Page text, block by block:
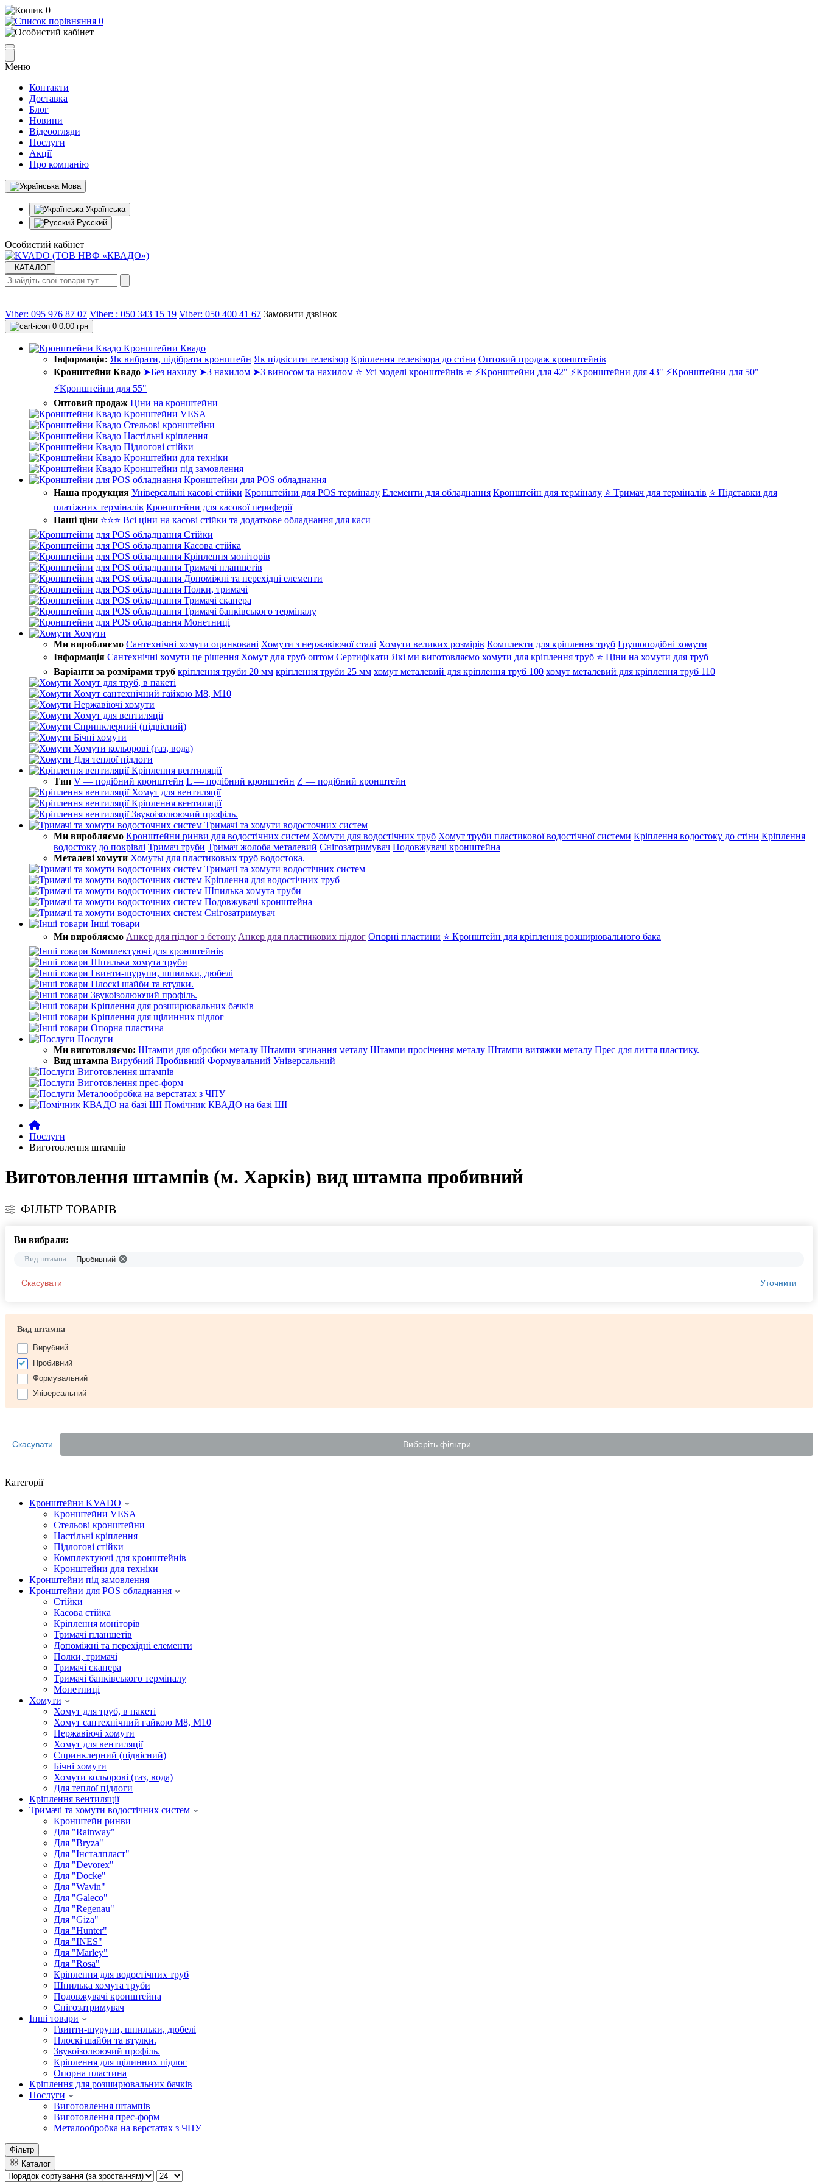
0
0
Меню
Контакти
Доставка
Блог
Новини
Відеоогляди
Послуги
Акції
Про компанію
Мова
Українська
Русский
Особистий кабінет
КАТАЛОГ
Viber: 095 976 87 07 Viber: : 050 343 15 19‬ Viber: 050 400 41 67 Замовити дзвінок
0 0.00 грн
Кронштейни Квадо
Інформація: Як вибрати, підібрати кронштейн Як підвісити телевізор Кріплення телевізора до стіни Оптовий продаж кронштейнів
Кронштейни Квадо ➤Без нахилу ➤З нахилом ➤З виносом та нахилом ⭐ Усі моделі кронштейнів ⭐ ⚡Кронштейни для 42" ⚡Кронштейни для 43" ⚡Кронштейни для 50"
⚡Кронштейни для 55"
Оптовий продаж Ціни на кронштейни
Кронштейни VESA
Стельові кронштейни
Настільні кріплення
Підлогові стійки
Кронштейни для техніки
Кронштейни під замовлення
Кронштейни для POS обладнання
Наша продукция Універсальні касові стійки Кронштейни для POS терміналу Елементи для обладнання Кронштейн для терміналу ⭐ Тримач для терміналів ⭐ Підставки для
платіжних терміналів Кронштейни для касової периферії
Наші ціни ⭐⭐⭐ Всі ціни на касові стійки та додаткове обладнання для каси
Стійки
Касова стійка
Кріплення моніторів
Тримачі планшетів
Допоміжні та перехідні елементи
Полки, тримачі
Тримачі сканера
Тримачі банківського терміналу
Монетниці
Хомути
Ми виробляємо Сантехнічні хомути оцинковані Хомути з нержавіючої сталі Хомути великих розмірів Комплекти для кріплення труб Грушоподібні хомути
Інформація Сантехнічні хомути це рішення Хомут для труб оптом Сертифікати Які ми виготовляємо хомути для кріплення труб ⭐ Ціни на хомути для труб
Варіанти за розмірами труб кріплення труби 20 мм кріплення труби 25 мм хомут металевий для кріплення труб 100 хомут металевий для кріплення труб 110
Хомут для труб, в пакеті
Хомут сантехнічний гайкою М8, М10
Нержавіючі хомути
Хомут для вентиляції
Спринклерний (підвісний)
Бічні хомути
Хомути кольорові (газ, вода)
Для теплої підлоги
Кріплення вентиляції
Тип V — подібний кронштейн L — подібний кронштейн Z — подібний кронштейн
Хомут для вентиляції
Кріплення вентиляції
Звукоізолюючий профіль.
Тримачі та хомути водосточних систем
Ми виробляємо Кронштейни ринви для водостічних систем Хомути для водостічних труб Хомут труби пластикової водостічної системи Кріплення водостоку до стіни Кріплення
водостоку до покрівлі Тримач труби Тримач жолоба металевий Снігозатримувач Подовжувачі кронштейна
Металеві хомути Хомуты для пластиковых труб водостока.
Тримачі та хомути водостічних систем
Кріплення для водостічних труб
Шпилька хомута труби
Подовжувачі кронштейна
Снігозатримувач
Інші товари
Ми виробляємо Анкер для підлог з бетону Анкер для пластикових підлог Опорні пластини ⭐ Кронштейн для кріплення розширювального бака
Комплектуючі для кронштейнів
Шпилька хомута труби
Гвинти-шурупи, шпильки, дюбелі
Плоскі шайби та втулки.
Звукоізолюючий профіль.
Кріплення для розширювальних бачків
Кріплення для щілинних підлог
Опорна пластина
Послуги
Ми виготовляємо: Штампи для обробки металу Штампи згинання металу Штампи просічення металу Штампи витяжки металу Прес для лиття пластику.
Вид штампа Вирубний Пробивний Формувальний Універсальний
Виготовлення штампів
Виготовлення прес-форм
Металообробка на верстатах з ЧПУ
Помічник КВАДО на базі ШІ
Послуги
Виготовлення штампів
Виготовлення штампів (м. Харків) вид штампа пробивний
ФІЛЬТР ТОВАРІВ
Ви вибрали:
Вид штампа: Пробивний
Скасувати Уточнити
Вид штампа
Вирубний
Пробивний
Формувальний
Універсальний
Скасувати Виберіть фільтри
Категорії
Кронштейни KVADO
Кронштейни VESA
Стельові кронштейни
Настільні кріплення
Підлогові стійки
Комплектуючі для кронштейнів
Кронштейни для техніки
Кронштейни під замовлення
Кронштейни для POS обладнання
Стійки
Касова стійка
Кріплення моніторів
Тримачі планшетів
Допоміжні та перехідні елементи
Полки, тримачі
Тримачі сканера
Тримачі банківського терміналу
Монетниці
Хомути
Хомут для труб, в пакеті
Хомут сантехнічний гайкою М8, М10
Нержавіючі хомути
Хомут для вентиляції
Спринклерний (підвісний)
Бічні хомути
Хомути кольорові (газ, вода)
Для теплої підлоги
Кріплення вентиляції
Тримачі та хомути водостічних систем
Кронштейн ринви
Для "Rainway"
Для "Bryza"
Для "Інсталпласт"
Для "Devorex"
Для "Docke"
Для "Wavin"
Для "Galeco"
Для "Regenau"
Для "Giza"
Для "Hunter"
Для "INES"
Для "Marley"
Для "Rosa"
Кріплення для водостічних труб
Шпилька хомута труби
Подовжувачі кронштейна
Снігозатримувач
Інші товари
Гвинти-шурупи, шпильки, дюбелі
Плоскі шайби та втулки.
Звукоізолюючий профіль.
Кріплення для щілинних підлог
Опорна пластина
Кріплення для розширювальних бачків
Послуги
Виготовлення штампів
Виготовлення прес-форм
Металообробка на верстатах з ЧПУ
Фільтр
Каталог